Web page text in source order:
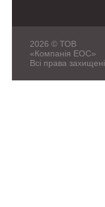
2026 © ТОВ
«Компанія ЕОС»
Всі права захищені